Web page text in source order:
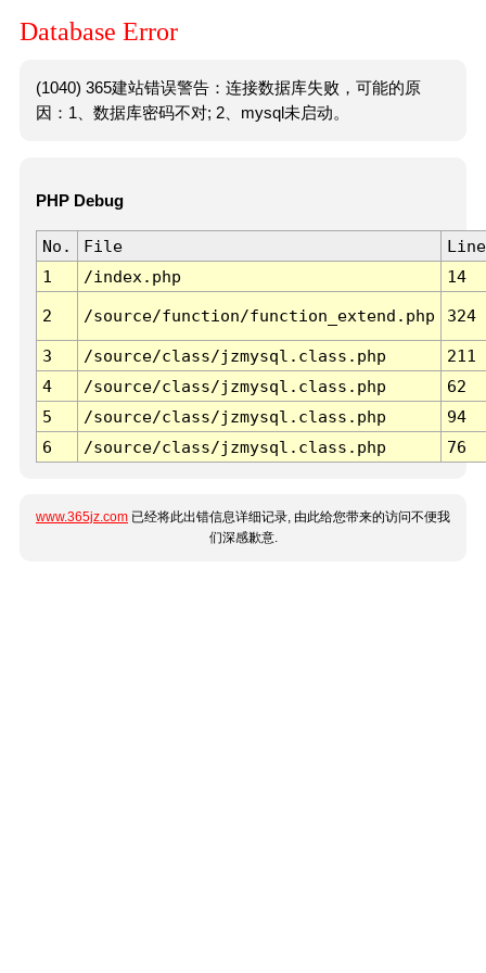
Database Error
(1040) 365建站错误警告：连接数据库失败，可能的原
因：1、数据库密码不对; 2、mysql未启动。
PHP Debug
No. File
Line
1
/index.php 14
2 /source/function/function_extend.php 324
3 /source/class/jzmysql.class.php
211
4
/source/class/jzmysql.class.php
62
5
/source/class/jzmysql.class.php
94
6
/source/class/jzmysql.class.php 76
www.365jz.com 已经将此出错信息详细记录, 由此给您带来的访问不便我
们深感歉意.